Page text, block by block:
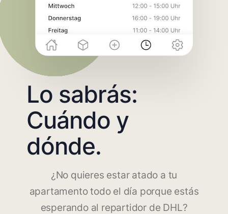
Lo sabrás:
Cuándo y
dónde.
¿No quieres estar atado a tu
apartamento todo el día porque estás
esperando al repartidor de DHL?